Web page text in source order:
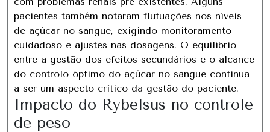
pacientes também notaram flutuações nos níveis
de açúcar no sangue, exigindo monitoramento
cuidadoso e ajustes nas dosagens. O equilíbrio
entre a gestão dos efeitos secundários e o alcance
do controlo óptimo do açúcar no sangue continua
a ser um aspecto crítico da gestão do paciente.
Impacto do Rybelsus no controle
de peso